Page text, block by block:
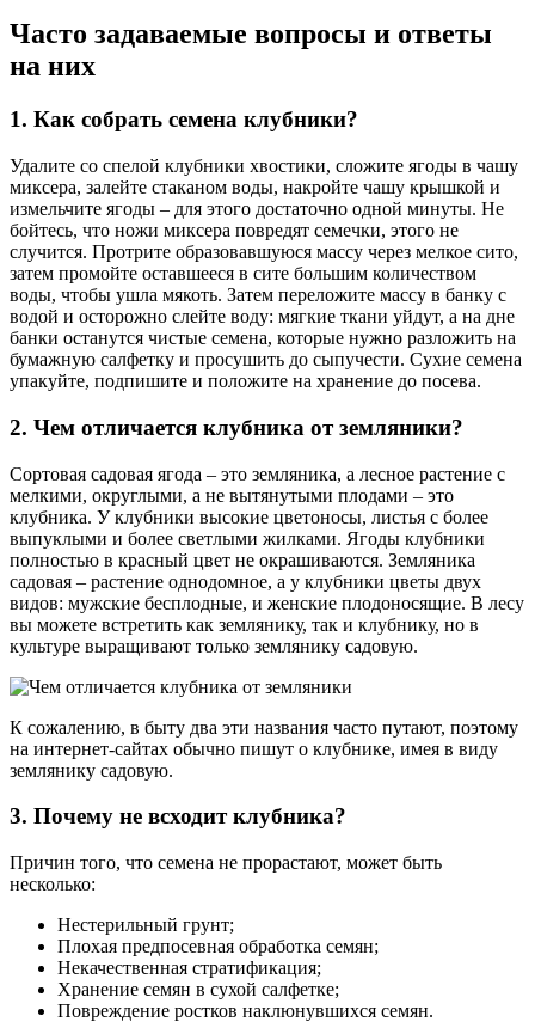
Часто задаваемые вопросы и ответы
на них
1. Как собрать семена клубники?
Удалите со спелой клубники хвостики, сложите ягоды в чашу
миксера, залейте стаканом воды, накройте чашу крышкой и
измельчите ягоды – для этого достаточно одной минуты. Не
бойтесь, что ножи миксера повредят семечки, этого не
случится. Протрите образовавшуюся массу через мелкое сито,
затем промойте оставшееся в сите большим количеством
воды, чтобы ушла мякоть. Затем переложите массу в банку с
водой и осторожно слейте воду: мягкие ткани уйдут, а на дне
банки останутся чистые семена, которые нужно разложить на
бумажную салфетку и просушить до сыпучести. Сухие семена
упакуйте, подпишите и положите на хранение до посева.
2. Чем отличается клубника от земляники?
Сортовая садовая ягода – это земляника, а лесное растение с
мелкими, округлыми, а не вытянутыми плодами – это
клубника. У клубники высокие цветоносы, листья с более
выпуклыми и более светлыми жилками. Ягоды клубники
полностью в красный цвет не окрашиваются. Земляника
садовая – растение однодомное, а у клубники цветы двух
видов: мужские бесплодные, и женские плодоносящие. В лесу
вы можете встретить как землянику, так и клубнику, но в
культуре выращивают только землянику садовую.
К сожалению, в быту два эти названия часто путают, поэтому
на интернет-сайтах обычно пишут о клубнике, имея в виду
землянику садовую.
3. Почему не всходит клубника?
Причин того, что семена не прорастают, может быть
несколько:
Нестерильный грунт;
Плохая предпосевная обработка семян;
Некачественная стратификация;
Хранение семян в сухой салфетке;
Повреждение ростков наклюнувшихся семян.